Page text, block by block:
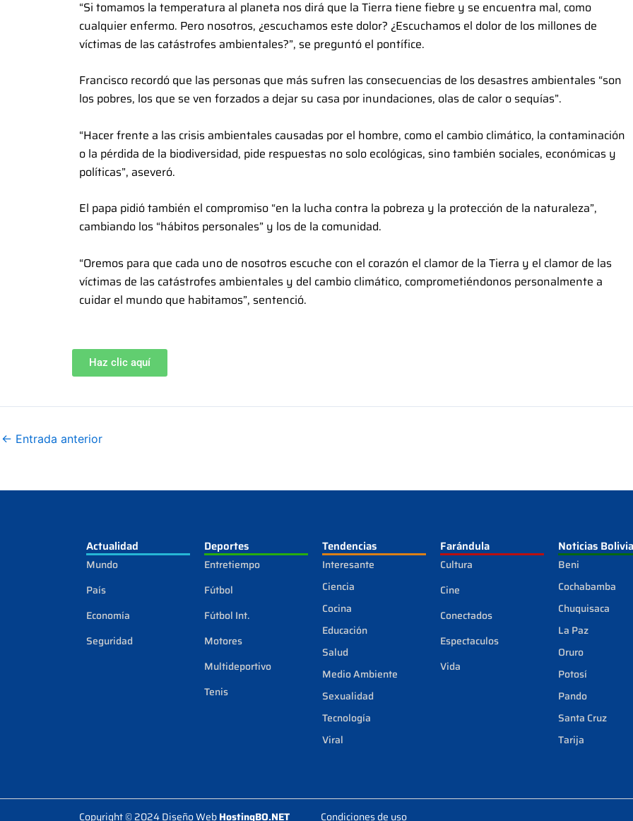
“Si tomamos la temperatura al planeta nos dirá que la Tierra tiene fiebre y se encuentra mal, como
cualquier enfermo. Pero nosotros, ¿escuchamos este dolor? ¿Escuchamos el dolor de los millones de
víctimas de las catástrofes ambientales?”, se preguntó el pontífice.
Francisco recordó que las personas que más sufren las consecuencias de los desastres ambientales “son
los pobres, los que se ven forzados a dejar su casa por inundaciones, olas de calor o sequías”.
“Hacer frente a las crisis ambientales causadas por el hombre, como el cambio climático, la contaminación
o la pérdida de la biodiversidad, pide respuestas no solo ecológicas, sino también sociales, económicas y
políticas”, aseveró.
El papa pidió también el compromiso “en la lucha contra la pobreza y la protección de la naturaleza”,
cambiando los “hábitos personales” y los de la comunidad.
“Oremos para que cada uno de nosotros escuche con el corazón el clamor de la Tierra y el clamor de las
víctimas de las catástrofes ambientales y del cambio climático, comprometiéndonos personalmente a
cuidar el mundo que habitamos”, sentenció.
Haz clic aquí
← Entrada anterior
Actualidad
Mundo
País
Economía
Seguridad
Deportes
Entretiempo
Fútbol
Fútbol Int.
Motores
Multideportivo
Tenis
Tendencias
Interesante
Ciencia
Cocina
Educación
Salud
Medio Ambiente
Sexualidad
Tecnología
Viral
Farándula
Cultura
Cine
Conectados
Espectaculos
Vida
Noticias Bolivia
Beni
Cochabamba
Chuquisaca
La Paz
Oruro
Potosí
Pando
Santa Cruz
Tarija
Copyright © 2024 Diseño WebHostingBO.NET Condiciones de uso